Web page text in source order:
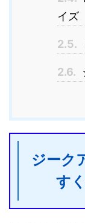
イズ
2.5.
2.6.
ジーク
す